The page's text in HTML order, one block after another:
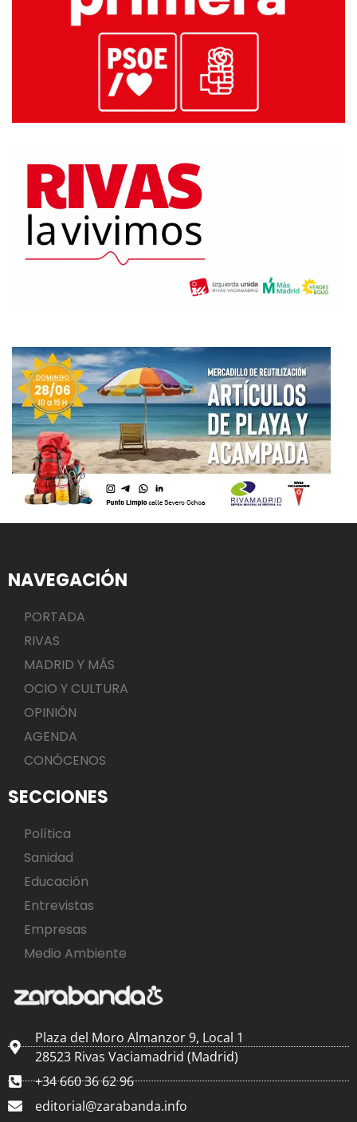
NAVEGACIÓN
PORTADA
RIVAS
MADRID Y MÁS
OCIO Y CULTURA
OPINIÓN
AGENDA
CONÓCENOS
SECCIONES
Política
Sanidad
Educación
Entrevistas
Empresas
Medio Ambiente
Plaza del Moro Almanzor 9, Local 1
28523 Rivas Vaciamadrid (Madrid)
+34 660 36 62 96
editorial@zarabanda.info